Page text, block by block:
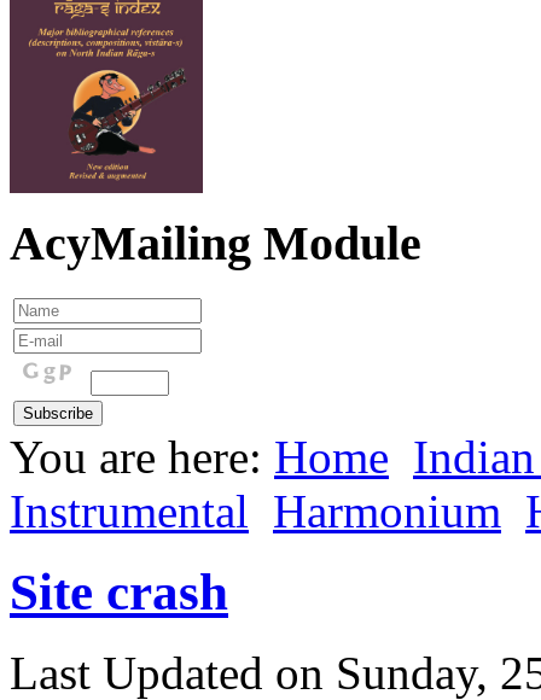
AcyMailing Module
You are here: Home
Instrumental Harmonium
Site crash
Last Updated on Sunday,